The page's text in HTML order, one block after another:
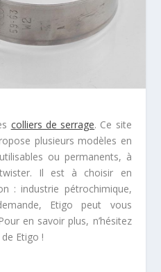
colliers de serrage. Ce site
plusieurs modèles en
ou permanents, à
Il est à choisir en
: industrie pétrochimique,
Etigo peut vous
en savoir plus, n’hésitez
Etigo !